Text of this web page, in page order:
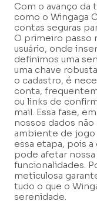
Com o avanço da
como o Wingaga
contas seguras
O primeiro passo
usuário, onde
definimos uma
uma chave
o cadastro, é
conta,
ou links de
mail. Essa fase,
nossos dados
ambiente de jogo
essa etapa, pois
pode afetar
funcionalidades.
meticulosa
tudo o que o
serenidade.